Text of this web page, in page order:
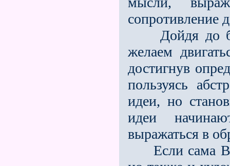
сопротивление
Дойдя до
желаем
достигнув
пользуясь
идеи, но
идеи
выражаться в
Если сама